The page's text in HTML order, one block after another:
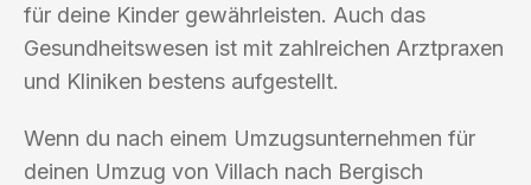
für deine Kinder gewährleisten. Auch das
Gesundheitswesen ist mit zahlreichen Arztpraxen
und Kliniken bestens aufgestellt.
Wenn du nach einem Umzugsunternehmen für
deinen Umzug von Villach nach Bergisch